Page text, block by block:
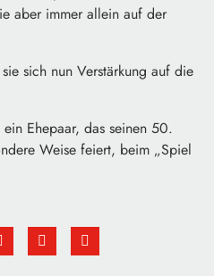
aber immer allein auf der
sich nun Verstärkung auf die
Ehepaar, das seinen 50.
Weise feiert, beim „Spiel